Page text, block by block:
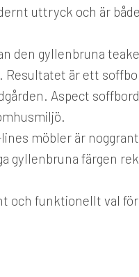
uttryck och är
den gyllenbruna
är ett
Aspect
möbler är
gyllenbruna färgen
och funktionellt val